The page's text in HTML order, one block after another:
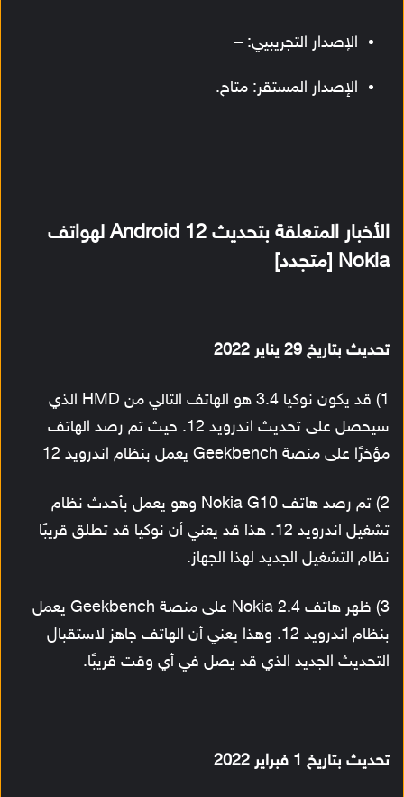
الإصدار التجريبيي: –
الإصدار المستقر: متاح.
الأخبار المتعلقة بتحديث Android 12 لهواتف
Nokia [متجدد]
تحديث بتاريخ 29 يناير 2022
1) قد يكون نوكيا 3.4 هو الهاتف التالي من HMD الذي
سيحصل على تحديث اندرويد 12. حيث تم رصد الهاتف
مؤخرًا على منصة Geekbench يعمل بنظام اندرويد 12
2) تم رصد هاتف Nokia G10 وهو يعمل بأحدث نظام
تشغيل اندرويد 12. هذا قد يعني أن نوكيا قد تطلق قريبًا
نظام التشغيل الجديد لهذا الجهاز.
3) ظهر هاتف Nokia 2.4 على منصة Geekbench يعمل
بنظام اندرويد 12. وهذا يعني أن الهاتف جاهز لاستقبال
التحديث الجديد الذي قد يصل في أي وقت قريبًا.
تحديث بتاريخ 1 فبراير 2022